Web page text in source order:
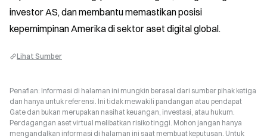
investor AS, dan membantu memastikan posisi
kepemimpinan Amerika di sektor aset digital global.
Lihat Sumber
Penafian: Informasi di halaman ini mungkin berasal dari sumber pihak ketiga
dan hanya untuk referensi. Ini tidak mewakili pandangan atau pendapat
Gate dan bukan merupakan nasihat keuangan, investasi, atau hukum.
Perdagangan aset virtual melibatkan risiko tinggi. Mohon jangan hanya
mengandalkan informasi di halaman ini saat membuat keputusan. Untuk